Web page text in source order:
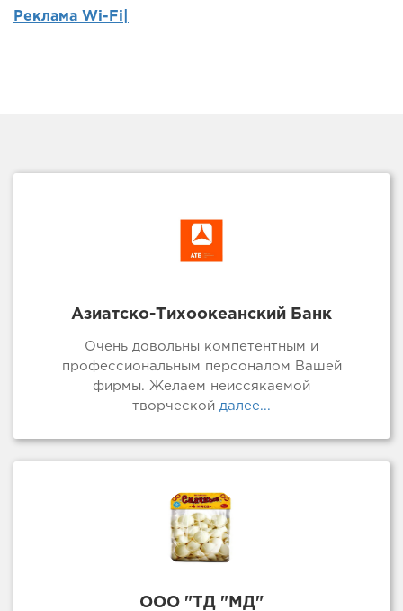
Реклама Wi-Fi|
Азиатско-Тихоокеанский Банк
Очень довольны компетентным и
профессиональным персоналом Вашей
фирмы. Желаем неиссякаемой
творческой далее...
ООО "ТД "МД"